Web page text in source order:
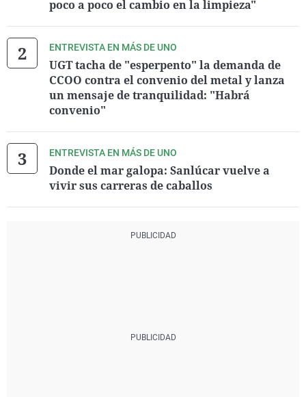
poco a poco el cambio en la limpieza"
ENTREVISTA EN MÁS DE UNO
UGT tacha de "esperpento" la demanda de
CCOO contra el convenio del metal y lanza
un mensaje de tranquilidad: "Habrá
convenio"
ENTREVISTA EN MÁS DE UNO
Donde el mar galopa: Sanlúcar vuelve a
vivir sus carreras de caballos